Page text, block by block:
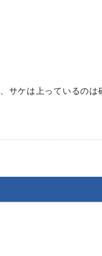
サケは上っているのは